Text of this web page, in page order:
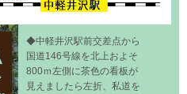
◆中軽井沢駅前交差点から
国道146号線を北上およそ
800ｍ左側に茶色の看板が
見えましたら左折、私道を